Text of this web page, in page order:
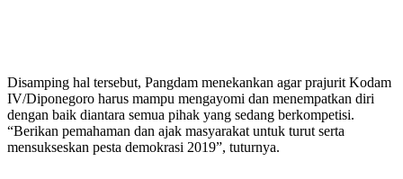
Disamping hal tersebut, Pangdam menekankan agar prajurit Kodam
IV/Diponegoro harus mampu mengayomi dan menempatkan diri
dengan baik diantara semua pihak yang sedang berkompetisi.
“Berikan pemahaman dan ajak masyarakat untuk turut serta
mensukseskan pesta demokrasi 2019”, tuturnya.